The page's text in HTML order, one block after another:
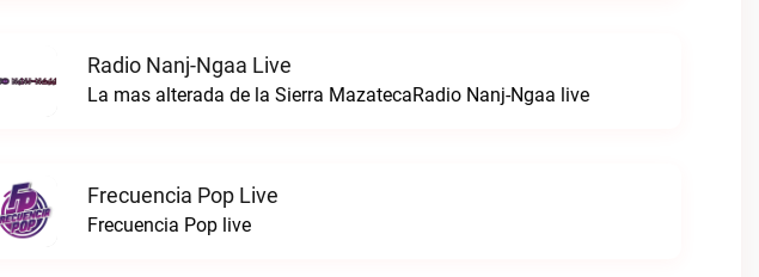
Radio Nanj-Ngaa Live
La mas alterada de la Sierra MazatecaRadio Nanj-Ngaa live
Frecuencia Pop Live
Frecuencia Pop live